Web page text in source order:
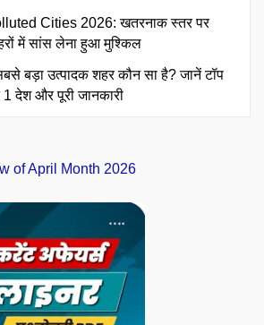
Cities 2026: खतरनाक स्तर पर
में सांस लेना हुआ मुश्किल
बड़ा उत्पादक शहर कौन सा है? जानें टॉप
1 देश और पूरी जानकारी